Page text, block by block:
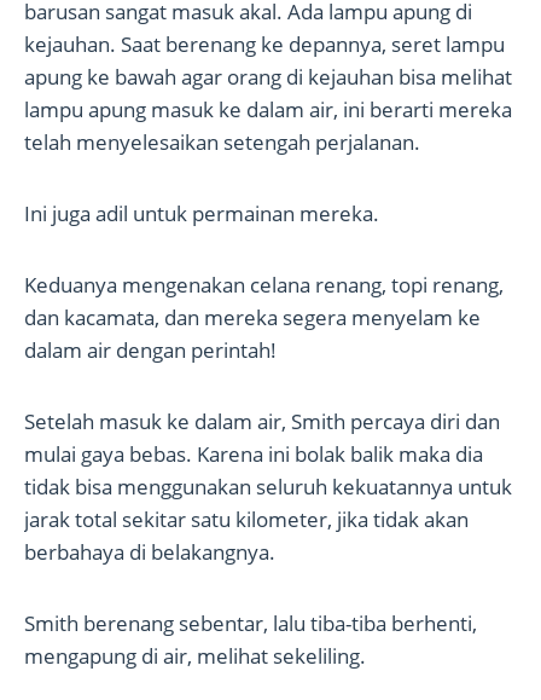
barusan sangat masuk akal. Ada lampu apung di
kejauhan. Saat berenang ke depannya, seret lampu
apung ke bawah agar orang di kejauhan bisa melihat
lampu apung masuk ke dalam air, ini berarti mereka
telah menyelesaikan setengah perjalanan.
Ini juga adil untuk permainan mereka.
Keduanya mengenakan celana renang, topi renang,
dan kacamata, dan mereka segera menyelam ke
dalam air dengan perintah!
Setelah masuk ke dalam air, Smith percaya diri dan
mulai gaya bebas. Karena ini bolak balik maka dia
tidak bisa menggunakan seluruh kekuatannya untuk
jarak total sekitar satu kilometer, jika tidak akan
berbahaya di belakangnya.
Smith berenang sebentar, lalu tiba-tiba berhenti,
mengapung di air, melihat sekeliling.